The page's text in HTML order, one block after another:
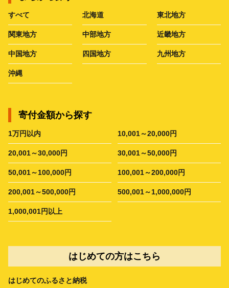
すべて 北海道 東北地方
関東地方 中部地方 近畿地方
中国地方 四国地方 九州地方
沖縄
寄付金額から探す
1万円以内 10,001～20,000円
20,001～30,000円 30,001～50,000円
50,001～100,000円 100,001～200,000円
200,001～500,000円 500,001～1,000,000円
1,000,001円以上
はじめての方はこちら
はじめてのふるさと納税